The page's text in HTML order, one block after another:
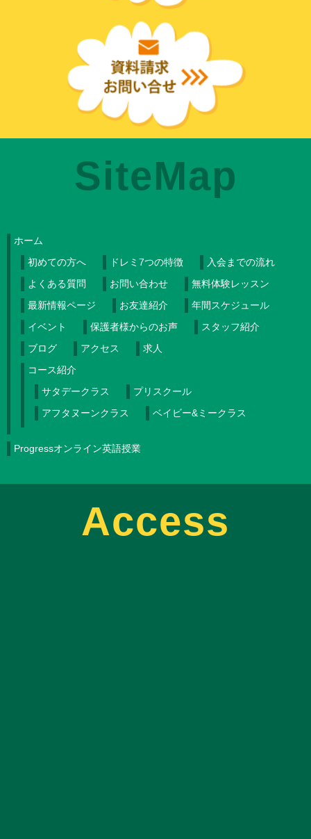
SiteMap
ホーム
初めての方へ
ドレミ7つの特徴
入会までの流れ
よくある質問
お問い合わせ
無料体験レッスン
最新情報ページ
お友達紹介
年間スケジュール
イベント
保護者様からのお声
スタッフ紹介
ブログ
アクセス
求人
コース紹介
サタデークラス
プリスクール
アフタヌーンクラス
ベイビー&ミークラス
Progressオンライン英語授業
Access